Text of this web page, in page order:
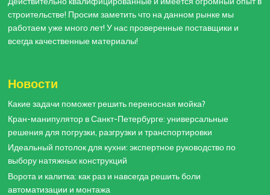
строительстве! Просим заметить что на данном рынке мы
работаем уже много лет! У нас проверенные поставщики и
всегда качественные материалы!
Новости
Какие задачи поможет решить переносная мойка?
Кран-манипулятор в Санкт-Петербурге: универсальные
решения для погрузки, разгрузки и транспортировки
Идеальный потолок для кухни: экспертное руководство по
выбору натяжных конструкций
Ворота и калитка: как раз и навсегда решить боли
автоматизации и монтажа